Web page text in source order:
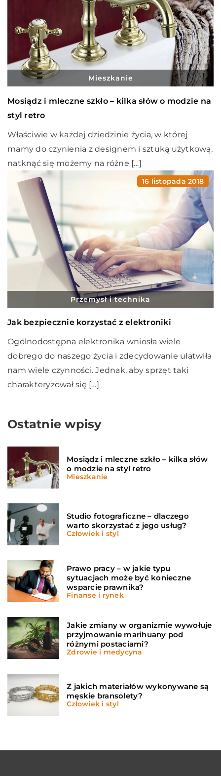
Mieszkanie
Mosiądz i mleczne szkło – kilka słów o modzie na
styl retro
Właściwie w każdej dziedzinie życia, w której
mamy do czynienia z designem i sztuką użytkową,
natknąć się możemy na różne […]
16 listopada 2018
Przemysł i technika
Jak bezpiecznie korzystać z elektroniki
Ogólnodostępna elektronika wniosła wiele
dobrego do naszego życia i zdecydowanie ułatwiła
nam wiele czynności. Jednak, aby sprzęt taki
charakteryzował się […]
Ostatnie wpisy
Mosiądz i mleczne szkło – kilka słów
o modzie na styl retro
Mieszkanie
Studio fotograficzne – dlaczego
warto skorzystać z jego usług?
Człowiek i styl
Prawo pracy – w jakie typu
sytuacjach może być konieczne
wsparcie prawnika?
Finanse i rynek
Jakie zmiany w organizmie wywołuje
przyjmowanie marihuany pod
różnymi postaciami?
Zdrowie i medycyna
Z jakich materiałów wykonywane są
męskie bransolety?
Człowiek i styl